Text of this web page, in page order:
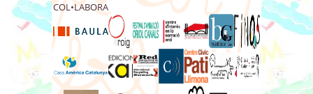
COL•LABORA